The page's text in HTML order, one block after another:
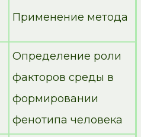
Применение метода
Определение роли
факторов среды в
формировании
фенотипа человека